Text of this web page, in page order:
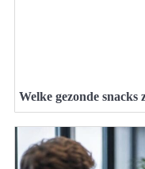
Welke gezonde